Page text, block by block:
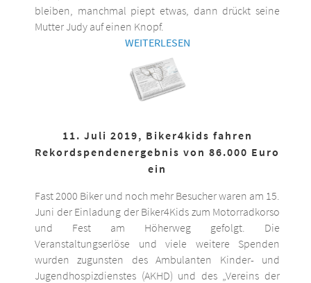
bleiben, manchmal piept etwas, dann drückt seine
Mutter Judy auf einen Knopf.
WEITERLESEN
11. Juli 2019, Biker4kids fahren
Rekordspendenergebnis von 86.000 Euro
ein
Fast 2000 Biker und noch mehr Besucher waren am 15.
Juni der Einladung der Biker4Kids zum Motorradkorso
und Fest am Höherweg gefolgt. Die
Veranstaltungserlöse und viele weitere Spenden
wurden zugunsten des Ambulanten Kinder- und
Jugendhospizdienstes (AKHD) und des „Vereins der